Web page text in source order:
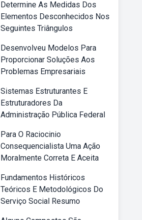
Determine As Medidas Dos
Elementos Desconhecidos Nos
Seguintes Triângulos
Desenvolveu Modelos Para
Proporcionar Soluções Aos
Problemas Empresariais
Sistemas Estruturantes E
Estruturadores Da
Administração Pública Federal
Para O Raciocinio
Consequencialista Uma Ação
Moralmente Correta E Aceita
Fundamentos Históricos
Teóricos E Metodológicos Do
Serviço Social Resumo